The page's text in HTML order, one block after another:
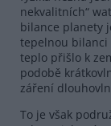
nekvalitních“
bilance planety
tepelnou bilanci
teplo přišlo k
podobě
záření
To je však